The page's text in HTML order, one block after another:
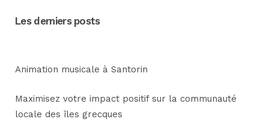
Les derniers posts
Animation musicale à Santorin
Maximisez votre impact positif sur la communauté
locale des îles grecques